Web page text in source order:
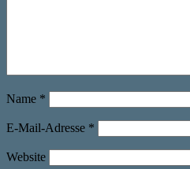
Name *
E-Mail-Adresse *
Website